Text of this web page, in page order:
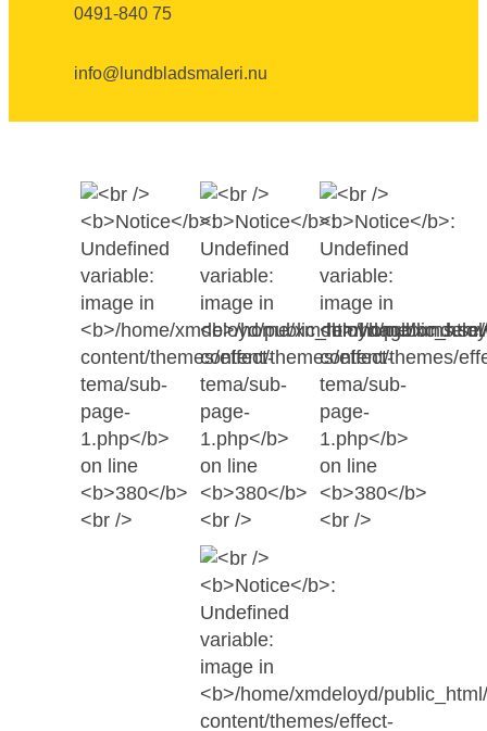
0491-840 75
info@lundbladsmaleri.nu